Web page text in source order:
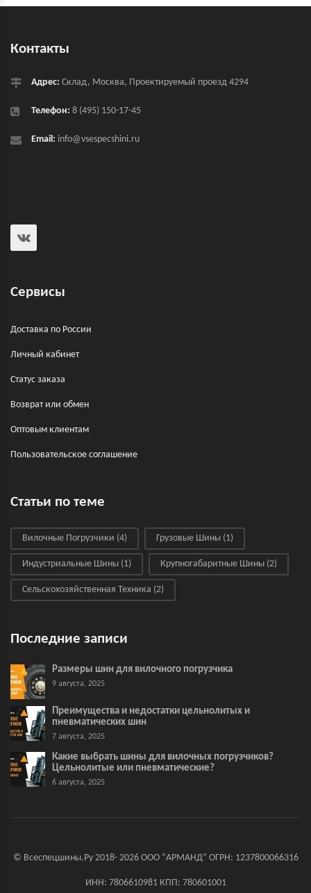
Контакты
Адрес: Склад, Москва, Проектируемый проезд 4294
Телефон: 8 (495) 150-17-45
Email: info@vsespecshini.ru
Сервисы
Доставка по России
Личный кабинет
Статус заказа
Возврат или обмен
Оптовым клиентам
Пользовательское соглашение
Статьи по теме
Вилочные Погрузчики (4) Грузовые Шины (1)
Индустриальные Шины (1) Крупногабаритные Шины (2)
Сельскохозяйственная Техника (2)
Последние записи
Размеры шин для вилочного погрузчика
9 августа, 2025
Преимущества и недостатки цельнолитых и
пневматических шин
7 августа, 2025
Какие выбрать шины для вилочных погрузчиков?
Цельнолитые или пневматические?
6 августа, 2025
© Всеспецшины.Ру 2018- 2026 ООО “АРМАНД” ОГРН: 1237800066316
ИНН: 7806610981 КПП: 780601001